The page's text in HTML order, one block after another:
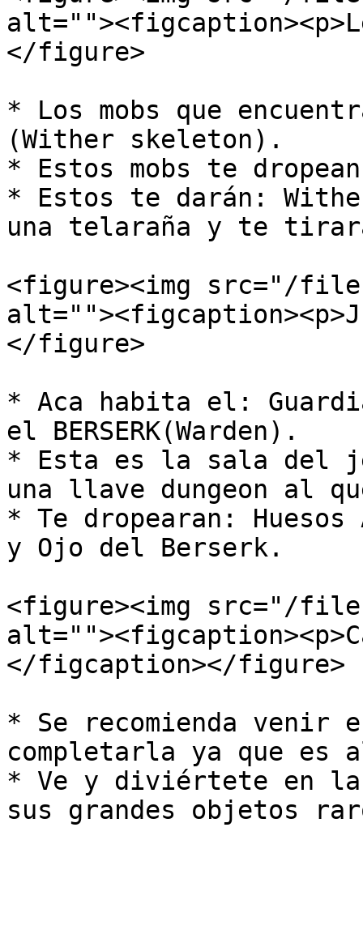
</figure>
* Los mobs que
(Wither skeleton).
* Estos mobs te
* Estos te darán:
una telaraña y te
<figure><img src="/
</figure>
* Aca habita el:
el BERSERK(Warden).
* Esta es la sala del
una llave dungeon al
* Te dropearan:
y Ojo del Berserk.
<figure><img src="/files/
</figcaption></figure>
* Se recomienda venir
completarla ya que
* Ve y diviértete en la